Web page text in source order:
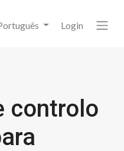
Login
controlo